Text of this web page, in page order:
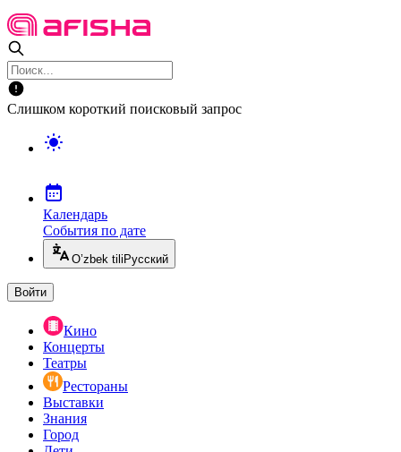
Слишком короткий поисковый запрос
Календарь
События по дате
O’zbek tili Русский
Войти
Кино
Концерты
Театры
Рестораны
Выставки
Знания
Город